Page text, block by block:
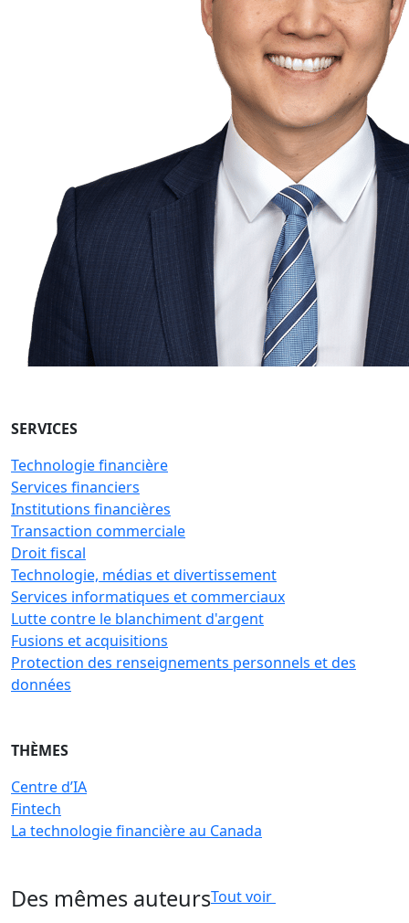
SERVICES
Technologie financière
Services financiers
Institutions financières
Transaction commerciale
Droit fiscal
Technologie, médias et divertissement
Services informatiques et commerciaux
Lutte contre le blanchiment d'argent
Fusions et acquisitions
Protection des renseignements personnels et des
données
THÈMES
Centre d’IA
Fintech
La technologie financière au Canada
Des mêmes auteursTout voir